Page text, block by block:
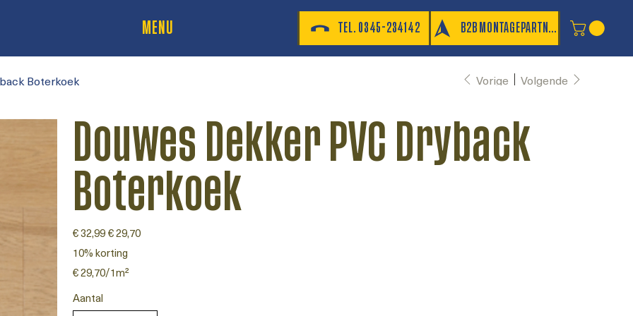
MENU TEL. 0345-234142 B2B MONTAGEPARTNER
Boterkoek Vorige Volgende
Douwes Dekker PVC Dryback
Boterkoek
Originele
prijs
€ 32,99 Verkoopprijs
€ 29,70
10% korting
€ 29,70
per
meter
€ 29,70/1m²
Aantal